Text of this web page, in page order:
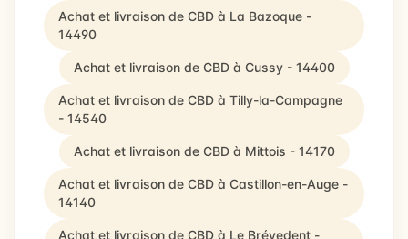
Achat et livraison de CBD à La Bazoque -
14490
Achat et livraison de CBD à Cussy - 14400
Achat et livraison de CBD à Tilly-la-Campagne
- 14540
Achat et livraison de CBD à Mittois - 14170
Achat et livraison de CBD à Castillon-en-Auge -
14140
Achat et livraison de CBD à Le Brévedent -